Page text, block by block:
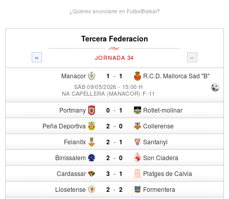
¿Quieres anunciarte en FutbolBalear?
Tercera Federacion
« »
JORNADA 34
Manacor 1 - R.C.D. Mallorca Sad "B"
1
SÁB 09/05/2026 - 15:00 H
NA CAPELLERA (MANACOR) F-11
Portmany 0 - Rotlet-molinar
1
Peña Deportiva 2 - Collerense
0
Felanitx 2 - Santanyi
1
Binissalem 2 - Son Cladera
0
Cardassar 3 - Platges de Calvia
1
Llosetense 2 - Formentera
2